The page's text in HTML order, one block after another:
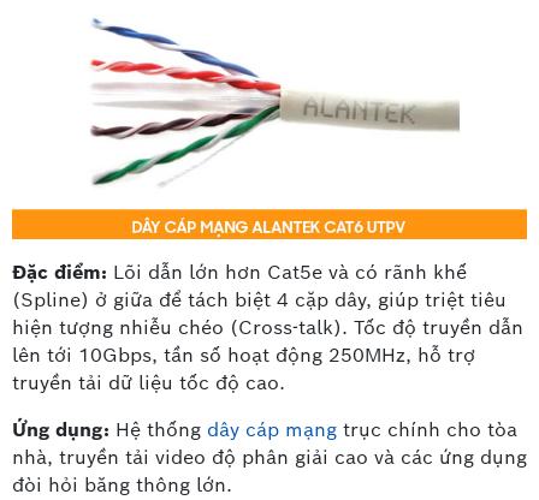
Đặc điểm: Lõi dẫn lớn hơn Cat5e và có rãnh khế
(Spline) ở giữa để tách biệt 4 cặp dây, giúp triệt tiêu
hiện tượng nhiễu chéo (Cross-talk). Tốc độ truyền dẫn
lên tới 10Gbps, tần số hoạt động 250MHz, hỗ trợ
truyền tải dữ liệu tốc độ cao.
Ứng dụng: Hệ thống dây cáp mạng trục chính cho tòa
nhà, truyền tải video độ phân giải cao và các ứng dụng
đòi hỏi băng thông lớn.